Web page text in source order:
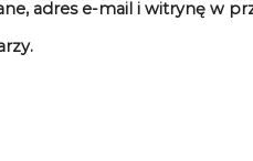
adres e-mail i witrynę w